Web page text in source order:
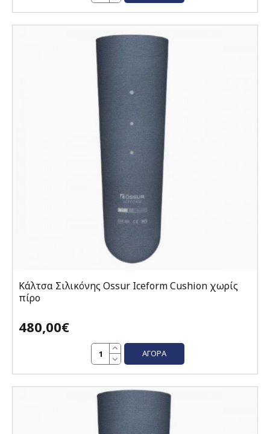
Κάλτσα Σιλικόνης Ossur Iceform Cushion χωρίς
πίρο
480,00€
ΑΓΟΡΆ